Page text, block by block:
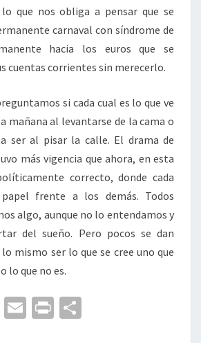
que nos obliga a pensar que se
carnaval con síndrome de
hacia los euros que se
cuentas corrientes sin merecerlo.
si cada cual es lo que ve
mañana al levantarse de la cama o
ser al pisar la calle. El drama de
más vigencia que ahora, en esta
correcto, donde cada
frente a los demás. Todos
algo, aunque no lo entendamos y
del sueño. Pero pocos se dan
mismo ser lo que se cree uno que
lo que no es.
Li
E
Pr